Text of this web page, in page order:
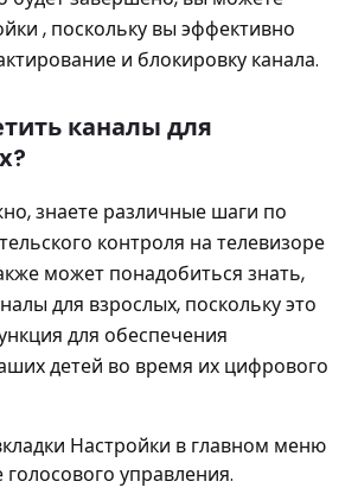
, поскольку вы эффективно
и блокировку канала.
каналы для
знаете различные шаги по
контроля на телевизоре
может понадобиться знать,
для взрослых, поскольку это
для обеспечения
детей во время их цифрового
Настройки в главном меню
голосового управления.